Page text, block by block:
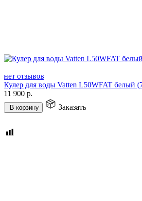
нет отзывов
Кулер для воды Vatten L50WFAT белый
11 900 р.
В корзину Заказать